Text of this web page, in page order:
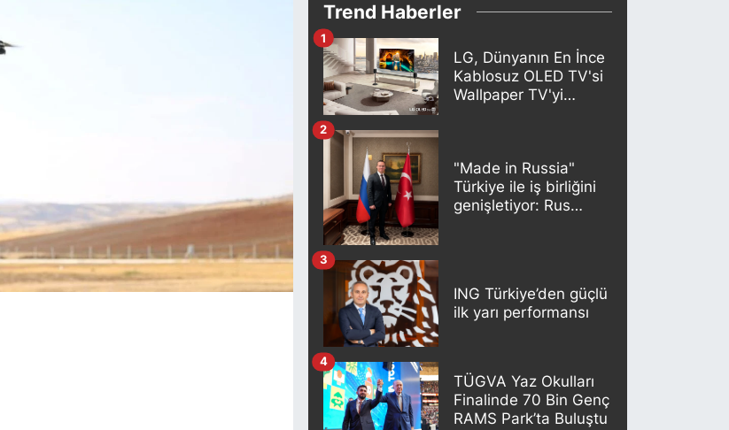
Trend Haberler
LG, Dünyanın En İnce
Kablosuz OLED TV'si
Wallpaper TV'yi
1
"Made in Russia"
Türkiye ile iş birliğini
genişletiyor: Rus
2
ING Türkiye’den güçlü
ilk yarı performansı
3
TÜGVA Yaz Okulları
Finalinde 70 Bin Genç
RAMS Park’ta Buluştu
4